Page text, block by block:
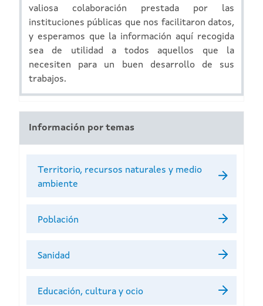
valiosa colaboración prestada por las
instituciones públicas que nos facilitaron datos,
y esperamos que la información aquí recogida
sea de utilidad a todos aquellos que la
necesiten para un buen desarrollo de sus
trabajos.
Información por temas
Territorio, recursos naturales y medio
ambiente
Población
Sanidad
Educación, cultura y ocio